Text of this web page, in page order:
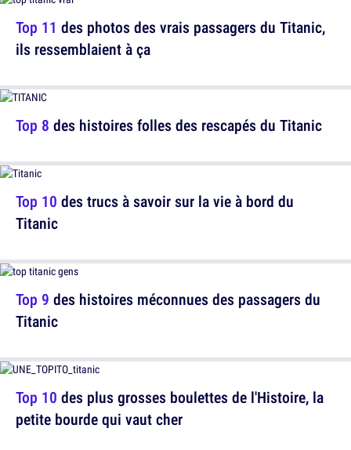
Top 8 des histoires folles des rescapés du Titanic
Top 9 des histoires méconnues des passagers du
Titanic
Top 11 des photos des vrais passagers du Titanic,
ils ressemblaient à ça
Top 10 des trucs à savoir sur la vie à bord du
Titanic
Top 10 des plus grosses boulettes de l'Histoire, la
petite bourde qui vaut cher